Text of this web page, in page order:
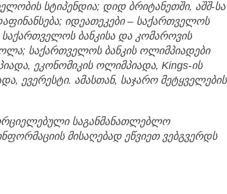
სტიპენდია; დიდ ბრიტანეთში, აშშ-სა
; იდეათეკები– საქართველოს
საქართველოს ბანკისა და კომაროვის
; საქართველოს ბანკის ოლიმპიადები
, ეკონომიკის ოლიმპიადა, Kings-ის
, ევერესტი. ამასთან, საჯარო მეტყველების
საგანმანათლებლო
მისაღებად ეწვიეთ ვებგვერდს